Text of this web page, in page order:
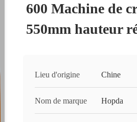
600 Machine de
550mm hauteur
Lieu d'origine Chine
Nom de marque Hopda